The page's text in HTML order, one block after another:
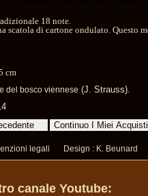
18 note.
scatola di cartone ondulato. Questo
cm
del bosco viennese (J. Strauss).
legali Design : K. Beunard
canale Youtube: